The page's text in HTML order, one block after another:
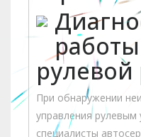
рулевой
При обнаружении
управления
специалисты